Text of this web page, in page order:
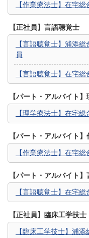
【作業療法士】在宅
【正社員】言語聴覚士
【言語聴覚士】浦添
員
【言語聴覚士】在宅
【パート・アルバイト
【理学療法士】在宅
【パート・アルバイト
【作業療法士】在宅
【パート・アルバイト
【言語聴覚士】在宅
【正社員】臨床工学技士
【臨床工学技士】浦